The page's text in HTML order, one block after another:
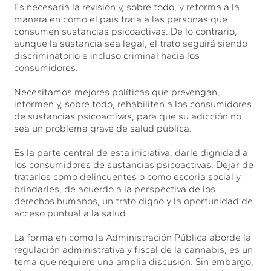
Es necesaria la revisión y, sobre todo, y reforma a la
manera en cómo el país trata a las personas que
consumen sustancias psicoactivas. De lo contrario,
aunque la sustancia sea legal, el trato seguirá siendo
discriminatorio e incluso criminal hacia los
consumidores.
Necesitamos mejores políticas que prevengan,
informen y, sobre todo, rehabiliten a los consumidores
de sustancias psicoactivas, para que su adicción no
sea un problema grave de salud pública.
Es la parte central de esta iniciativa, darle dignidad a
los consumidores de sustancias psicoactivas. Dejar de
tratarlos como delincuentes o como escoria social y
brindarles, de acuerdo a la perspectiva de los
derechos humanos, un trato digno y la oportunidad de
acceso puntual a la salud.
La forma en como la Administración Pública aborde la
regulación administrativa y fiscal de la cannabis, es un
tema que requiere una amplia discusión. Sin embargo,